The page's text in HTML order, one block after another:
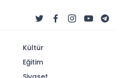
Kültür
Eğitim